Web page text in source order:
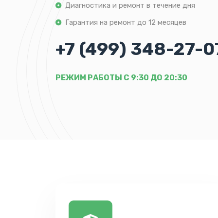
Диагностика и ремонт в течение дня
Гарантия на ремонт до 12 месяцев
+7 (499) 348-27-
РЕЖИМ РАБОТЫ С 9:30 ДО 20:30